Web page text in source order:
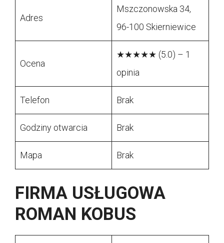
Adres
Mszczonowska 34,
96-100 Skierniewice
Ocena
★★★★★ (5.0) – 1
opinia
Telefon Brak
Godziny otwarcia Brak
Mapa Brak
FIRMA USŁUGOWA
ROMAN KOBUS